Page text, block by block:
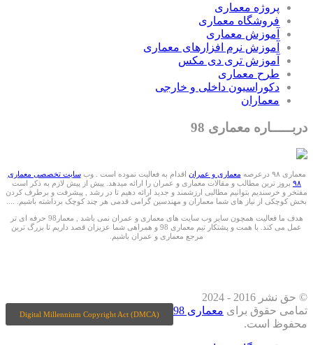
پروژه معماری
فروشگاه معماری
آموزش معماری
آموزش نرم افزارهای معماری
آموزش تری دی مکس
طرح معماری
دکوراسیون داخلی و خارجی
معماران
دربـــــاره معماری 98
معماری ۹۸ درعرصه معماری و عمران اقدام به فعالیت نموده است . وبسایت تخصصی معماری
۹۸ بروز ترین مطالب و مقالات معماری و عمران را ارائه میدهد. پیش از پیش لازم به ذکر است
مفتخر و خرسندیم بتوانیم مطالبی ارزشمند و جدید ارائه دهیم تا در رشد , پیشرفت و برطرف کردن
بخش کوچکی از نیاز های شما معماران و مهندسین گرامی قدمی هر چند کوچک برداشته باشیم. ....
هدف ما فعالیت همچون سایر وب سایت های معماری و عمران نمی باشد , معمار98 حرفه ای تر
عمل می کند. با همت و پشتکار تیم معماری 98 و همراهی شما عزیزان قصد داریم تا بزرگ ترین
مرجع معماری و عمران باشیم.
Digital Millennium Copyright Act (DMCA)
© حق نشر 2016 - 2024
تمامی حقوق برای معماری 98
محفوظ است.